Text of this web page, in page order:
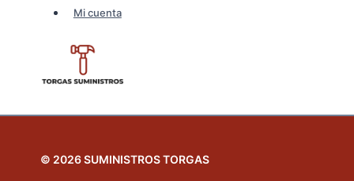
Mi cuenta
© 2026 SUMINISTROS TORGAS